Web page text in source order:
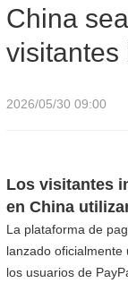
China
visitantes
2026/05/30 09:00
Los visitantes
en China
La plataforma de
lanzado
los usuarios de